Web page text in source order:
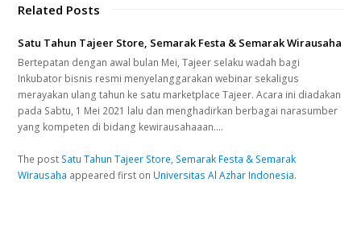
Related Posts
Satu Tahun Tajeer Store, Semarak Festa & Semarak Wirausaha
Bertepatan dengan awal bulan Mei, Tajeer selaku wadah bagi
Inkubator bisnis resmi menyelanggarakan webinar sekaligus
merayakan ulang tahun ke satu marketplace Tajeer. Acara ini diadakan
pada Sabtu, 1 Mei 2021 lalu dan menghadirkan berbagai narasumber
yang kompeten di bidang kewirausahaaan.…
The post Satu Tahun Tajeer Store, Semarak Festa & Semarak
Wirausaha appeared first on Universitas Al Azhar Indonesia.